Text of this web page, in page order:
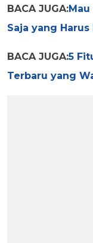
BACA JUGA:
Saja yang Harus
BACA JUGA:5
Terbaru yang